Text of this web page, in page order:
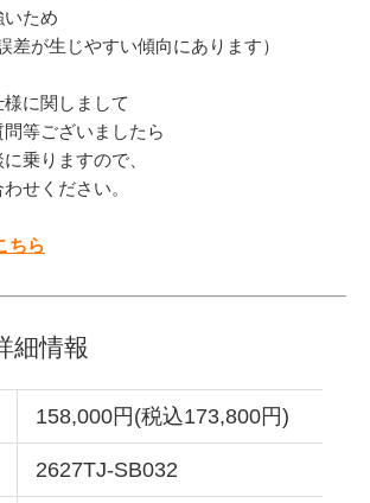
ため
が生じやすい傾向にあります）
に関しまして
等ございましたら
乗りますので、
せください。
ちら
細情報
158,000円(税込173,800円)
2627TJ-SB032